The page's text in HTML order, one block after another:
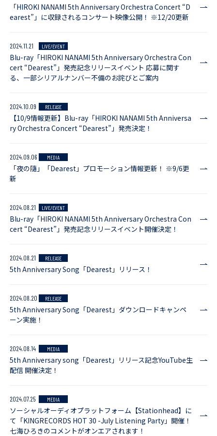
「HIROKI NANAMI 5th Anniversary Orchestra Concert “D
earest”」に収録されるコンサート映像公開！ ※12/20更新
2024.11.21 LIVE/EVENT
Blu-ray「HIROKI NANAMI 5th Anniversary Orchestra Con
cert “Dearest”」発売記念リリースイベント 応募に関す
る、一部シリアルナンバー不備のお詫びとご案内
2024.10.09 RELEASE
【10/9情報更新】Blu-ray「HIROKI NANAMI 5th Anniversa
ry Orchestra Concert “Dearest”」発売決定！
2024.09.06 MEDIA
「夜の隨」「Dearest」プロモーション情報更新！ ※9/6更
新
2024.08.21 LIVE/EVENT
Blu-ray「HIROKI NANAMI 5th Anniversary Orchestra Con
cert “Dearest”」発売記念リリースイベント開催決定！
2024.08.21 RELEASE
5th Anniversary Song「Dearest」リリース！
2024.08.20 RELEASE
5th Anniversary Song「Dearest」ダウンロードキャンペ
ーン実施！
2024.08.14 MEDIA
5th Anniversary song「Dearest」リリース記念YouTube生
配信 開催決定！
2024.07.25 MEDIA
ソーシャルオーディオプラットフォーム【Stationhead】に
て「KINGRECORDS HOT 30 -July Listening Party」開催！
七海ひろきのコメントがオンエアされます！